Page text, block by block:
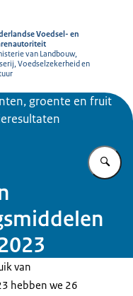
Voedsel- en
van Landbouw,
Voedselzekerheid en
groente en fruit
van
hebben we 26